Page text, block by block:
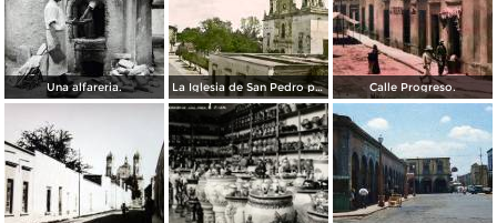
Una alfareria. La Iglesia de San Pedro por el Fotógrafo Juan Kaiser. Calle Progreso.